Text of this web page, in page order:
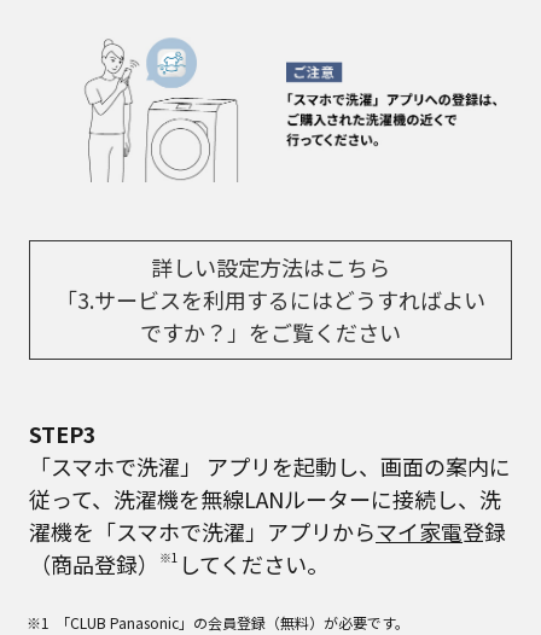
詳しい設定方法はこちら
「3.サービスを利用するにはどうすればよい
ですか？」をご覧ください
STEP3
「スマホで洗濯」 アプリを起動し、画面の案内に
従って、洗濯機を無線LANルーターに接続し、洗
濯機を「スマホで洗濯」アプリからマイ家電登録
（商品登録）
※1 してください。
「CLUB Panasonic」の会員登録（無料）が必要です。